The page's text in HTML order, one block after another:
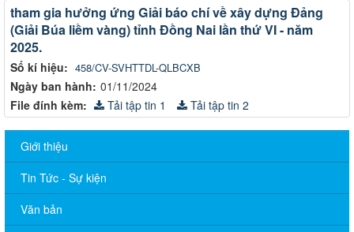
Số kí hiệu: 458/CV-SVHTTDL-QLBCXB
Ngày ban hành: 01/11/2024
tham gia hưởng ứng Giải báo chí về xây dựng Đảng
(Giải Búa liềm vàng) tỉnh Đồng Nai lần thứ VI - năm
2025.
File đính kèm: Tải tập tin 1 Tải tập tin 2
Giới thiệu
Tin Tức - Sự kiện
Văn bản